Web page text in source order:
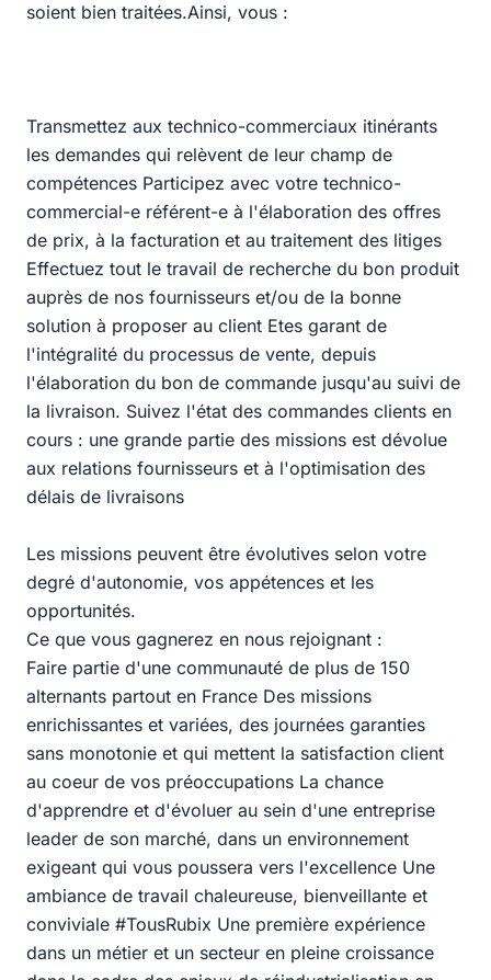
soient bien traitées.Ainsi, vous :
Transmettez aux technico-commerciaux itinérants
les demandes qui relèvent de leur champ de
compétences Participez avec votre technico-
commercial-e référent-e à l'élaboration des offres
de prix, à la facturation et au traitement des litiges
Effectuez tout le travail de recherche du bon produit
auprès de nos fournisseurs et/ou de la bonne
solution à proposer au client Etes garant de
l'intégralité du processus de vente, depuis
l'élaboration du bon de commande jusqu'au suivi de
la livraison. Suivez l'état des commandes clients en
cours : une grande partie des missions est dévolue
aux relations fournisseurs et à l'optimisation des
délais de livraisons
Les missions peuvent être évolutives selon votre
degré d'autonomie, vos appétences et les
opportunités.
Ce que vous gagnerez en nous rejoignant :
Faire partie d'une communauté de plus de 150
alternants partout en France Des missions
enrichissantes et variées, des journées garanties
sans monotonie et qui mettent la satisfaction client
au coeur de vos préoccupations La chance
d'apprendre et d'évoluer au sein d'une entreprise
leader de son marché, dans un environnement
exigeant qui vous poussera vers l'excellence Une
ambiance de travail chaleureuse, bienveillante et
conviviale #TousRubix Une première expérience
dans un métier et un secteur en pleine croissance